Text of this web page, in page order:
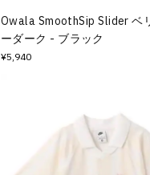
Owala SmoothSip Slider ベ
ーダーク - ブラック
¥5,940